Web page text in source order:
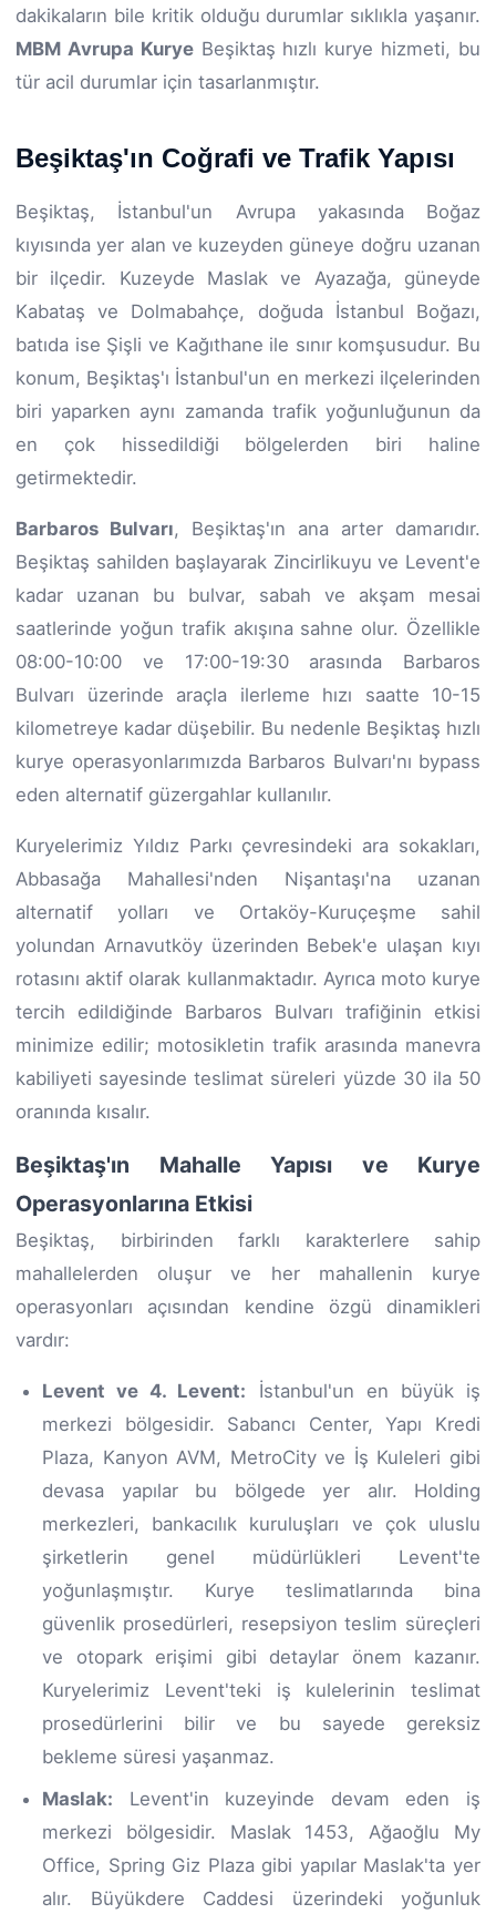
dakikaların bile kritik olduğu durumlar sıklıkla yaşanır.
MBM Avrupa KuryeBeşiktaş hızlı kurye hizmeti, bu
tür acil durumlar için tasarlanmıştır.
Beşiktaş'ın Coğrafi ve Trafik Yapısı
Beşiktaş, İstanbul'un Avrupa yakasında Boğaz
kıyısında yer alan ve kuzeyden güneye doğru uzanan
bir ilçedir. Kuzeyde Maslak ve Ayazağa, güneyde
Kabataş ve Dolmabahçe, doğuda İstanbul Boğazı,
batıda ise Şişli ve Kağıthane ile sınır komşusudur. Bu
konum, Beşiktaş'ı İstanbul'un en merkezi ilçelerinden
biri yaparken aynı zamanda trafik yoğunluğunun da
en çok hissedildiği bölgelerden biri haline
getirmektedir.
Barbaros Bulvarı, Beşiktaş'ın ana arter damarıdır.
Beşiktaş sahilden başlayarak Zincirlikuyu ve Levent'e
kadar uzanan bu bulvar, sabah ve akşam mesai
saatlerinde yoğun trafik akışına sahne olur. Özellikle
08:00-10:00 ve 17:00-19:30 arasında Barbaros
Bulvarı üzerinde araçla ilerleme hızı saatte 10-15
kilometreye kadar düşebilir. Bu nedenle Beşiktaş hızlı
kurye operasyonlarımızda Barbaros Bulvarı'nı bypass
eden alternatif güzergahlar kullanılır.
Kuryelerimiz Yıldız Parkı çevresindeki ara sokakları,
Abbasağa Mahallesi'nden Nişantaşı'na uzanan
alternatif yolları ve Ortaköy-Kuruçeşme sahil
yolundan Arnavutköy üzerinden Bebek'e ulaşan kıyı
rotasını aktif olarak kullanmaktadır. Ayrıca moto kurye
tercih edildiğinde Barbaros Bulvarı trafiğinin etkisi
minimize edilir; motosikletin trafik arasında manevra
kabiliyeti sayesinde teslimat süreleri yüzde 30 ila 50
oranında kısalır.
Beşiktaş'ın Mahalle Yapısı ve Kurye
Operasyonlarına Etkisi
Beşiktaş, birbirinden farklı karakterlere sahip
mahallelerden oluşur ve her mahallenin kurye
operasyonları açısından kendine özgü dinamikleri
vardır:
Levent ve 4. Levent: İstanbul'un en büyük iş
merkezi bölgesidir. Sabancı Center, Yapı Kredi
Plaza, Kanyon AVM, MetroCity ve İş Kuleleri gibi
devasa yapılar bu bölgede yer alır. Holding
merkezleri, bankacılık kuruluşları ve çok uluslu
şirketlerin genel müdürlükleri Levent'te
yoğunlaşmıştır. Kurye teslimatlarında bina
güvenlik prosedürleri, resepsiyon teslim süreçleri
ve otopark erişimi gibi detaylar önem kazanır.
Kuryelerimiz Levent'teki iş kulelerinin teslimat
prosedürlerini bilir ve bu sayede gereksiz
bekleme süresi yaşanmaz.
Maslak: Levent'in kuzeyinde devam eden iş
merkezi bölgesidir. Maslak 1453, Ağaoğlu My
Office, Spring Giz Plaza gibi yapılar Maslak'ta yer
alır. Büyükdere Caddesi üzerindeki yoğunluk